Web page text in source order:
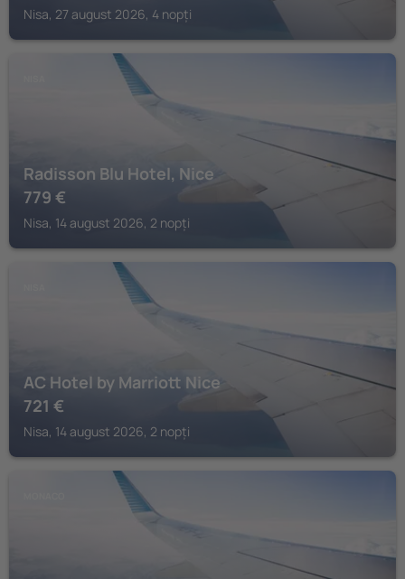
Nisa, 27 august 2026, 4 nopți
Radisson Blu Hotel, Nice
779 €
Nisa, 14 august 2026, 2 nopți
AC Hotel by Marriott Nice
721 €
Nisa, 14 august 2026, 2 nopți